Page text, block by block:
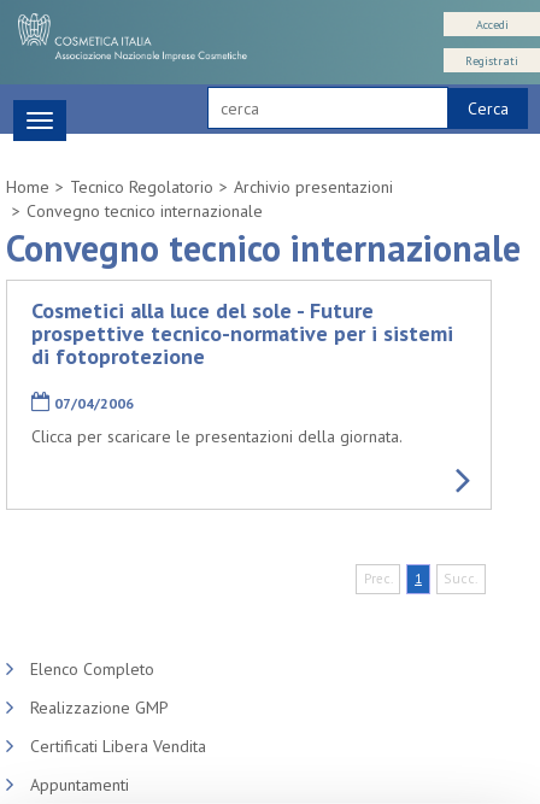
Cerca
Accedi
Registrati
Toggle
navigation
Home
Tecnico Regolatorio
Archivio presentazioni
Convegno tecnico internazionale
Convegno tecnico internazionale
Cosmetici alla luce del sole - Future
prospettive tecnico-normative per i sistemi
di fotoprotezione
07/04/2006
Clicca per scaricare le presentazioni della giornata.
Prec. 1 Succ.
Elenco Completo
Realizzazione GMP
Certificati Libera Vendita
Appuntamenti